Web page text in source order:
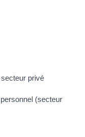
privé
(secteur